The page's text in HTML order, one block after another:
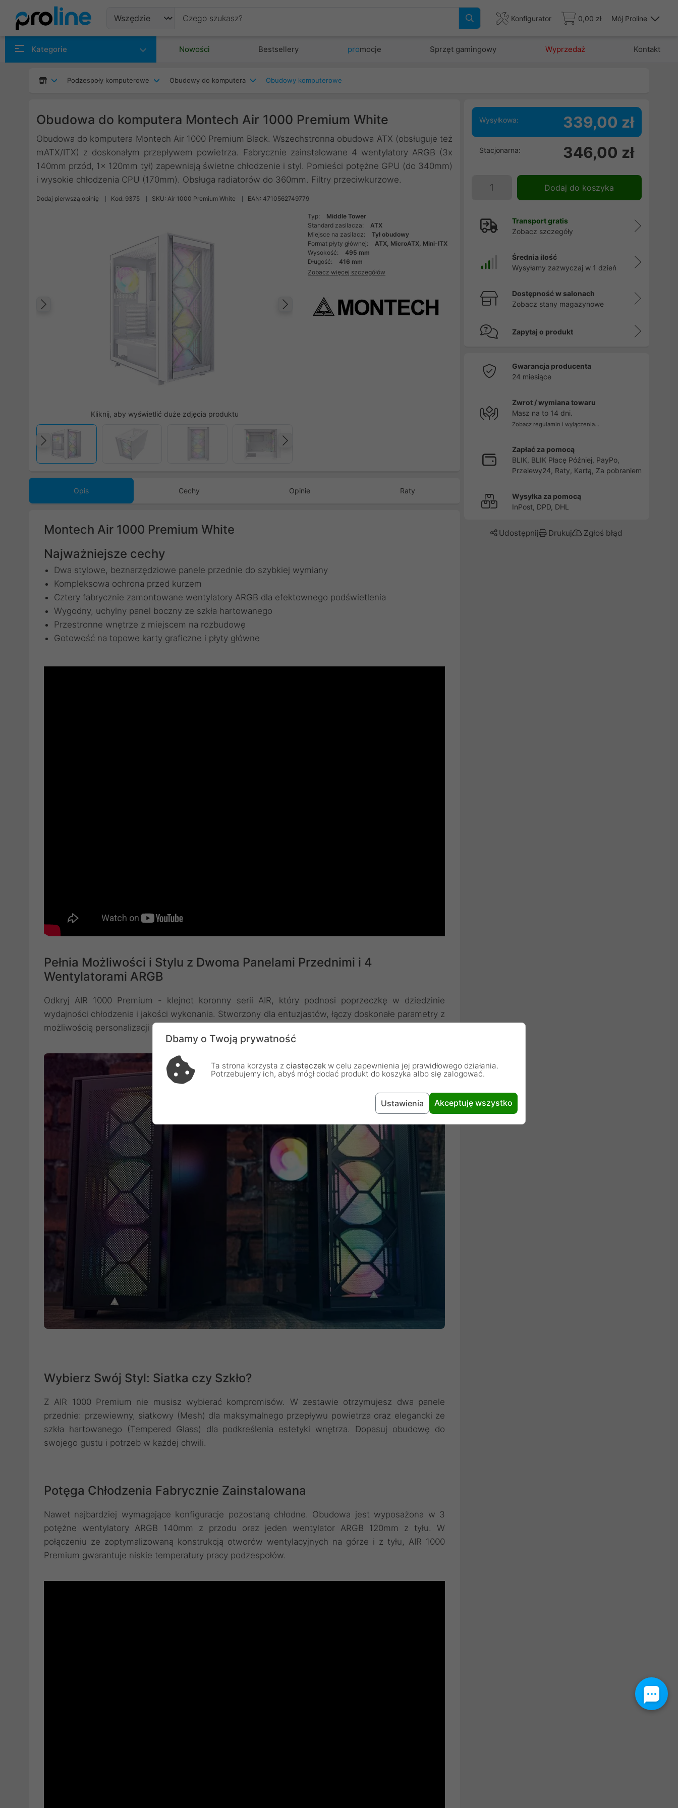
Konfigurator 0,00 zł Mój Proline
Kategorie Nowości Bestsellery promocje Sprzęt gamingowy Wyprzedaż Kontakt
Podzespoły komputerowe Obudowy do komputera Obudowy komputerowe
Obudowa do komputera Montech Air 1000 Premium White
Obudowa do komputera Montech Air 1000 Premium Black. Wszechstronna obudowa ATX (obsługuje też
mATX/ITX) z doskonałym przepływem powietrza. Fabrycznie zainstalowane 4 wentylatory ARGB (3x
140mm przód, 1x 120mm tył) zapewniają świetne chłodzenie i styl. Pomieści potężne GPU (do 340mm)
i wysokie chłodzenia CPU (170mm). Obsługa radiatorów do 360mm. Filtry przeciwkurzowe.
Dodaj pierwszą opinię Kod: 9375 SKU: Air 1000 Premium White EAN: 4710562749779
Następny
Kliknij, aby wyświetlić duże zdjęcia produktu
Poprzedni
Typ:
Middle Tower
Standard zasilacza:
ATX
Miejsce na zasilacz:
Tył obudowy
Format płyty głównej:
ATX, MicroATX, Mini-ITX
Wysokość:
495 mm
Długość:
416 mm
Zobacz więcej szczegółów
Opis Cechy Opinie Raty
Montech Air 1000 Premium White
Najważniejsze cechy
Dwa stylowe, beznarzędziowe panele przednie do szybkiej wymiany
Kompleksowa ochrona przed kurzem
Cztery fabrycznie zamontowane wentylatory ARGB dla efektownego podświetlenia
Wygodny, uchylny panel boczny ze szkła hartowanego
Przestronne wnętrze z miejscem na rozbudowę
Gotowość na topowe karty graficzne i płyty główne
Pełnia Możliwości i Stylu z Dwoma Panelami Przednimi i 4
Wentylatorami ARGB
Odkryj AIR 1000 Premium - klejnot koronny serii AIR, który podnosi poprzeczkę w dziedzinie
wydajności chłodzenia i jakości wykonania. Stworzony dla entuzjastów, łączy doskonałe parametry z
możliwością personalizacji wyglądu.
Wybierz Swój Styl: Siatka czy Szkło?
Z AIR 1000 Premium nie musisz wybierać kompromisów. W zestawie otrzymujesz dwa panele
przednie: przewiewny, siatkowy (Mesh) dla maksymalnego przepływu powietrza oraz elegancki ze
szkła hartowanego (Tempered Glass) dla podkreślenia estetyki wnętrza. Dopasuj obudowę do
swojego gustu i potrzeb w każdej chwili.
Potęga Chłodzenia Fabrycznie Zainstalowana
Nawet najbardziej wymagające konfiguracje pozostaną chłodne. Obudowa jest wyposażona w 3
potężne wentylatory ARGB 140mm z przodu oraz jeden wentylator ARGB 120mm z tyłu. W
połączeniu ze zoptymalizowaną konstrukcją otworów wentylacyjnych na górze i z tyłu, AIR 1000
Premium gwarantuje niskie temperatury pracy podzespołów.
Wysyłkowa: 339,00 zł
Stacjonarna: 346,00 zł
Dodaj do koszyka
Transport gratis
Zobacz szczegóły
Średnia ilość
Wysyłamy zazwyczaj w 1 dzień
Dostępność w salonach
Zobacz stany magazynowe
Zapytaj o produkt
Gwarancja producenta
24 miesiące
Zwrot / wymiana towaru
Masz na to 14 dni.
Zobacz regulamin i wyłączenia...
Zapłać za pomocą
BLIK, BLIK Płacę Później, PayPo,
Przelewy24, Raty, Kartą, Za pobraniem
Wysyłka za pomocą
InPost, DPD, DHL
Udostępnij Drukuj Zgłoś błąd
Dbamy o Twoją prywatność
Ta strona korzysta z ciasteczek w celu zapewnienia jej prawidłowego działania.
Potrzebujemy ich, abyś mógł dodać produkt do koszyka albo się zalogować.
Ustawienia Akceptuję wszystko